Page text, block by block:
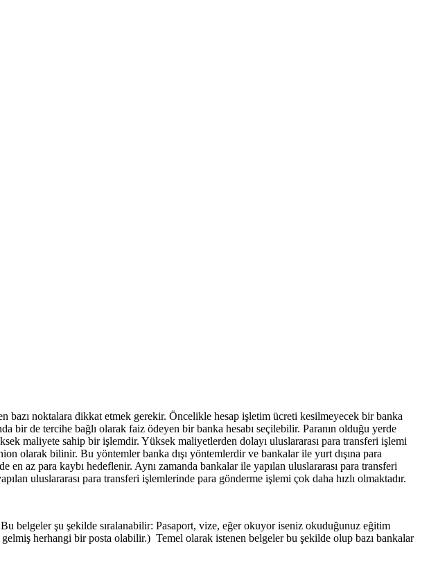
bazı noktalara dikkat etmek gerekir. Öncelikle hesap işletim ücreti kesilmeyecek bir banka
bir de tercihe bağlı olarak faiz ödeyen bir banka hesabı seçilebilir. Paranın olduğu yerde
maliyete sahip bir işlemdir. Yüksek maliyetlerden dolayı uluslararası para transferi işlemi
olarak bilinir. Bu yöntemler banka dışı yöntemlerdir ve bankalar ile yurt dışına para
az para kaybı hedeflenir. Aynı zamanda bankalar ile yapılan uluslararası para transferi
uluslararası para transferi işlemlerinde para gönderme işlemi çok daha hızlı olmaktadır.
belgeler şu şekilde sıralanabilir: Pasaport, vize, eğer okuyor iseniz okuduğunuz eğitim
herhangi bir posta olabilir.) Temel olarak istenen belgeler bu şekilde olup bazı bankalar